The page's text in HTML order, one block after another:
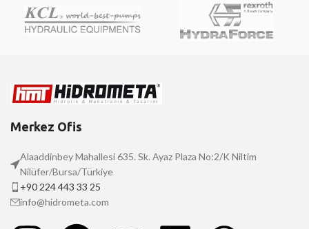
Merkez Ofis
Alaaddinbey Mahallesi 635. Sk. Ayaz Plaza No:2/K Niltim
Nilüfer/Bursa/Türkiye
+90 224 443 33 25
info@hidrometa.com